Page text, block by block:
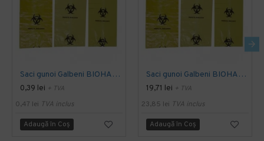
Saci gunoi Galbeni BIOHAZARD 10 litri
0,39 lei + TVA
0,47 lei TVA inclus
Adaugă în Coş
Saci gunoi Galbeni BIOHAZARD 20 litri, 50 bucati
19,71 lei + TVA
23,85 lei TVA inclus
Adaugă în Coş